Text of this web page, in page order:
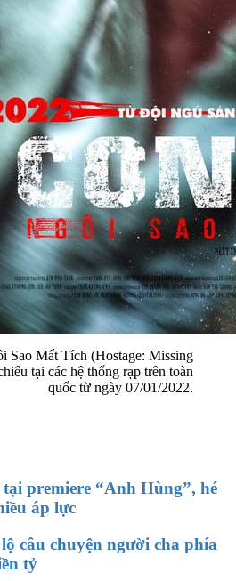
Sao Mất Tích (Hostage: Missing
tại các hệ thống rạp trên toàn
quốc từ ngày 07/01/2022.
premiere “Anh Hùng”, hé
áp lực
câu chuyện người cha phía
tỷ